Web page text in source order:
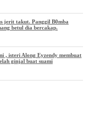
jerit takut. Panggil B0mba
betul dia bercakap.
, isteri Along Eyzendy membuat
ginjal buat suami